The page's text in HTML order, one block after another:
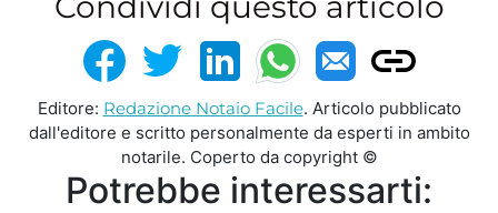
Editore: Redazione Notaio Facile. Articolo pubblicato
dall'editore e scritto personalmente da esperti in ambito
notarile. Coperto da copyright ©
Potrebbe interessarti: